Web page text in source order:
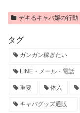
デキるキャバ嬢の行動
タグ
ガンガン稼ぎたい
LINE・メール・電話
重要 体入
キャバグッズ通販